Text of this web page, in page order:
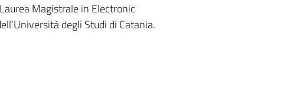
Magistrale in Electronic
degli Studi di Catania.